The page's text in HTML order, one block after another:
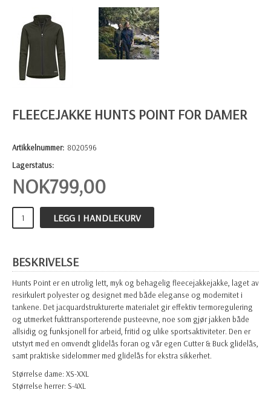
FLEECEJAKKE HUNTS POINT FOR DAMER
Artikkelnummer: 8020596
Lagerstatus:
NOK799,00
LEGG I HANDLEKURV
BESKRIVELSE
Hunts Point er en utrolig lett, myk og behagelig fleecejakkejakke, laget av
resirkulert polyester og designet med både eleganse og modernitet i
tankene. Det jacquardstrukturerte materialet gir effektiv termoregulering
og utmerket fukttransporterende pusteevne, noe som gjør jakken både
allsidig og funksjonell for arbeid, fritid og ulike sportsaktiviteter. Den er
utstyrt med en omvendt glidelås foran og vår egen Cutter & Buck glidelås,
samt praktiske sidelommer med glidelås for ekstra sikkerhet.
Størrelse dame: XS-XXL
Størrelse herrer: S-4XL